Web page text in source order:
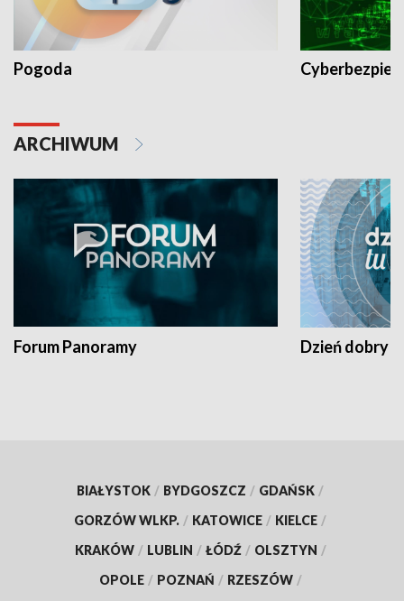
Pogoda
ARCHIWUM
Forum Panoramy Dzień dobry
BIAŁYSTOK / BYDGOSZCZ / GDAŃSK /
GORZÓW WLKP. / KATOWICE / KIELCE /
KRAKÓW / LUBLIN / ŁÓDŹ / OLSZTYN /
OPOLE / POZNAŃ / RZESZÓW /